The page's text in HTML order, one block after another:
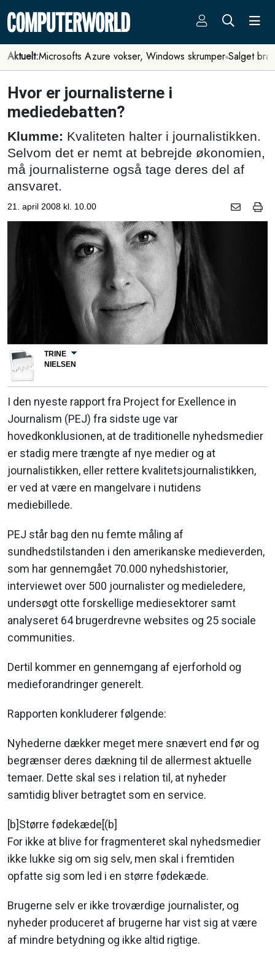
Aktuelt:Microsofts Azure vokser, Windows skrumper Salget
Hvor er journalisterne i
mediedebatten?
Klumme: Kvaliteten halter i journalistikken.
Selvom det er nemt at bebrejde økonomien,
må journalisterne også tage deres del af
ansvaret.
21. april 2008 kl. 10.00
TRINE
NIELSEN
I den nyeste rapport fra Project for Exellence in
Journalism (PEJ) fra sidste uge var
hovedkonklusionen, at de traditionelle nyhedsmedier
er stadig mere trængte af nye medier og at
journalistikken, eller rettere kvalitetsjournalistikken,
er ved at være en mangelvare i nutidens
mediebillede.
PEJ står bag den nu femte måling af
sundhedstilstanden i den amerikanske medieverden,
som har gennemgået 70.000 nyhedshistorier,
interviewet over 500 journalister og medieledere,
undersøgt otte forskellige mediesektorer samt
analyseret 64 brugerdrevne websites og 25 sociale
communities.
Dertil kommer en gennemgang af ejerforhold og
medieforandringer generelt.
Rapporten konkluderer følgende:
Nyhederne dækker meget mere snævert end før og
begrænser deres dækning til de allermest aktuelle
temaer. Dette skal ses i relation til, at nyheder
samtidig bliver betragtet som en service.
[b]Større fødekæde[(b]
For ikke at blive for fragmenteret skal nyhedsmedier
ikke lukke sig om sig selv, men skal i fremtiden
opfatte sig som led i en større fødekæde.
Brugerne selv er ikke troværdige journalister, og
nyheder produceret af brugerne har vist sig at være
af mindre betydning og ikke altid rigtige.